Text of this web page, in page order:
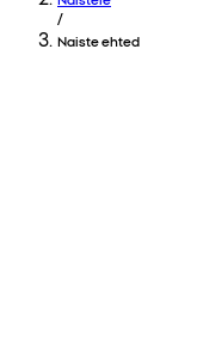
/
Naiste ehted